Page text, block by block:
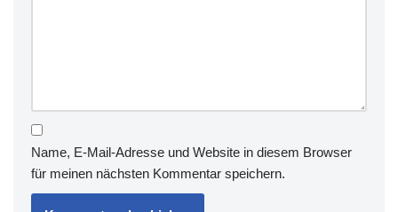
Name, E-Mail-Adresse und Website in diesem Browser
für meinen nächsten Kommentar speichern.